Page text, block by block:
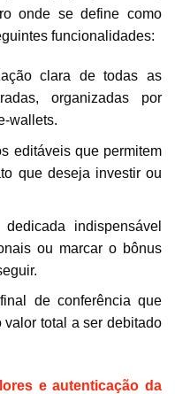
onde se define como
funcionalidades:
clara de todas as
organizadas por
wallets.
editáveis que permitem
que deseja investir ou
indispensável
ou marcar o bônus
de conferência que
total a ser debitado
e autenticação da